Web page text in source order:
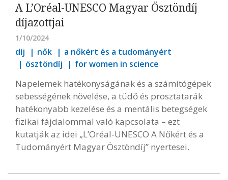
A L’Oréal-UNESCO Magyar Ösztöndíj
díjazottjai
1/10/2024
díj nők
a nőkért és a tudományért
ösztöndíj
for women in science
Napelemek hatékonyságának és a számítógépek
sebességének növelése, a tüdő és prosztatarák
hatékonyabb kezelése és a mentális betegségek
fizikai fájdalommal való kapcsolata – ezt
kutatják az idei „L’Oréal-UNESCO A Nőkért és a
Tudományért Magyar Ösztöndíj” nyertesei.